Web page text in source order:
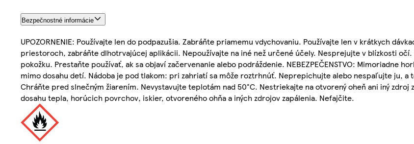
Bezpečnostné informácie
UPOZORNENIE: Používajte len do podpazušia. Zabráňte priamemu vdychovaniu. Používajte len v krátkych
priestoroch, zabráňte dlhotrvajúcej aplikácii. Nepoužívajte na iné než určené účely. Nesprejujte v blízkosti
pokožku. Prestaňte používať, ak sa objaví začervenanie alebo podráždenie. NEBEZPEČENSTVO: Mimoriadne
mimo dosahu detí. Nádoba je pod tlakom: pri zahriatí sa môže roztrhnúť. Neprepichujte alebo nespaľujte ju, a
Chráňte pred slnečným žiarením. Nevystavujte teplotám nad 50°C. Nestriekajte na otvorený oheň ani iný zdroj
dosahu tepla, horúcich povrchov, iskier, otvoreného ohňa a iných zdrojov zapálenia. Nefajčite.